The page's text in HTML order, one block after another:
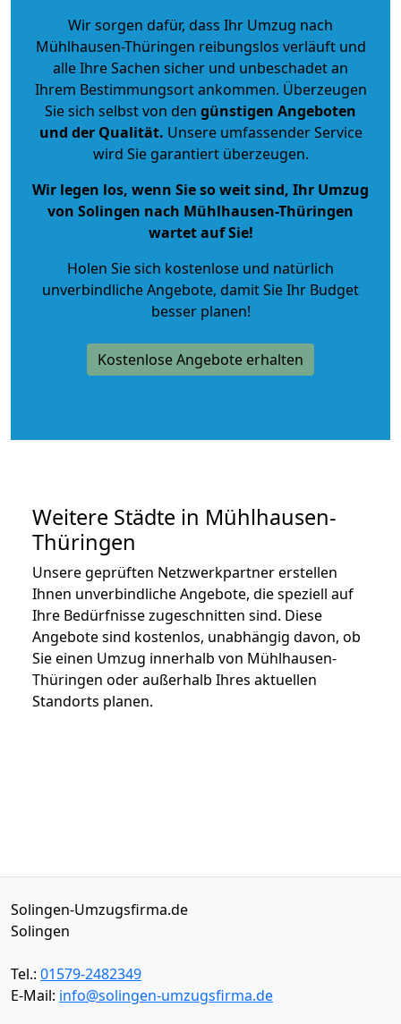
Wir sorgen dafür, dass Ihr Umzug nach
Mühlhausen-Thüringen reibungslos verläuft und
alle Ihre Sachen sicher und unbeschadet an
Ihrem Bestimmungsort ankommen. Überzeugen
Sie sich selbst von den günstigen Angeboten
und der Qualität. Unsere umfassender Service
wird Sie garantiert überzeugen.
Wir legen los, wenn Sie so weit sind, Ihr Umzug
von Solingen nach Mühlhausen-Thüringen
wartet auf Sie!
Holen Sie sich kostenlose und natürlich
unverbindliche Angebote, damit Sie Ihr Budget
besser planen!
Kostenlose Angebote erhalten
Weitere Städte in Mühlhausen-
Thüringen
Unsere geprüften Netzwerkpartner erstellen
Ihnen unverbindliche Angebote, die speziell auf
Ihre Bedürfnisse zugeschnitten sind. Diese
Angebote sind kostenlos, unabhängig davon, ob
Sie einen Umzug innerhalb von Mühlhausen-
Thüringen oder außerhalb Ihres aktuellen
Standorts planen.
Solingen-Umzugsfirma.de
Solingen
Tel.: 01579-2482349
E-Mail: info@solingen-umzugsfirma.de